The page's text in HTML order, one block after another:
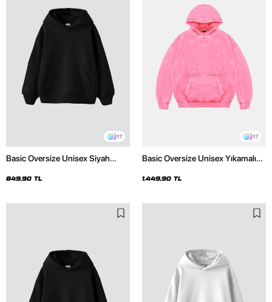
17
Basic Oversize Unisex Siyah
849,90 TL
17
Basic Oversize Unisex Yıkamalı
1.449,90 TL